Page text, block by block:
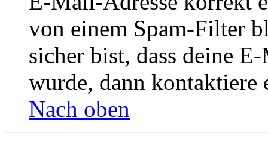
von einem Spam-Filter
sicher bist, dass deine
wurde, dann kontaktiere
Nach oben